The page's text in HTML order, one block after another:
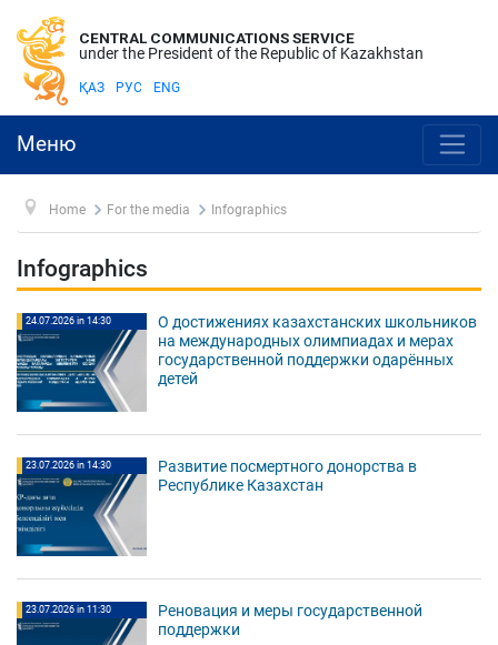
CENTRAL COMMUNICATIONS SERVICE
under the President of the Republic of Kazakhstan
ҚАЗ РУС ENG
Меню
Home For the media Infographics
Infographics
24.07.2026 in 14:30
О достижениях казахстанских школьников
на международных олимпиадах и мерах
государственной поддержки одарённых
детей
23.07.2026 in 14:30
Развитие посмертного донорства в
Республике Казахстан
23.07.2026 in 11:30
Реновация и меры государственной
поддержки